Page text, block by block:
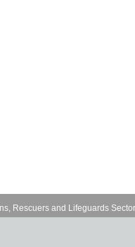
Rescuers and Lifeguards Sector